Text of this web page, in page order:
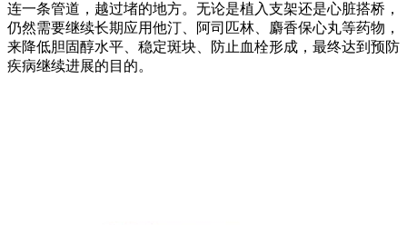
连一条管道，越过堵的地方。无论是植入支架还是心脏搭桥，
仍然需要继续长期应用他汀、阿司匹林、麝香保心丸等药物，
来降低胆固醇水平、稳定斑块、防止血栓形成，最终达到预防
疾病继续进展的目的。